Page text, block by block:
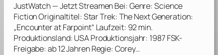
s
e
–
D
a
[
2
0
1
1
JustWatch — Jetzt Streamen Bei: Genre: Science
Fiction Originaltitel: Star Trek: The Next Generation:
„Encounter at Farpoint“ Laufzeit: 92 min.
Produktionsland: USA Produktionsjahr: 1987 FSK-
Freigabe: ab 12 Jahren Regie: Corey…